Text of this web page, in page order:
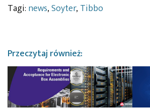
Tagi: news,Soyter, Tibbo
Przeczytaj również: